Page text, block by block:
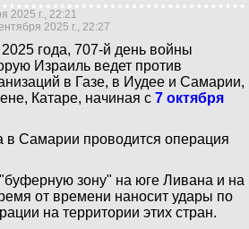
2025 г., 22:21
2025 г., 22:27
года, 707-й день войны
Израиль ведет против
в Газе, в Иудее и Самарии,
Катаре, начиная с 7 октября
в Самарии проводится операция
зону" на юге Ливана и на
от времени наносит удары по
на территории этих стран.